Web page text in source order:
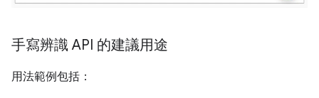
手寫辨識 API 的建議用途
用法範例包括：